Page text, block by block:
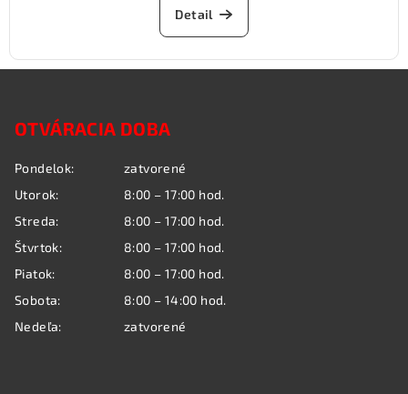
Detail
OTVÁRACIA DOBA
Pondelok:
zatvorené
Utorok:
8:00 – 17:00 hod.
Streda:
8:00 – 17:00 hod.
Štvrtok:
8:00 – 17:00 hod.
Piatok:
8:00 – 17:00 hod.
Sobota:
8:00 – 14:00 hod.
Nedeľa:
zatvorené